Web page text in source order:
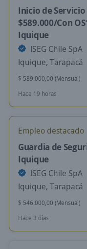
Inicio de
$589.000/Con
Iquique
ISEG Chile SpA
Iquique, Tarapacá
$ 589.000,00 (Mensual)
Hace 19 horas
Empleo destacado
Guardia de
Iquique
ISEG Chile SpA
Iquique, Tarapacá
$ 546.000,00 (Mensual)
Hace 3 días